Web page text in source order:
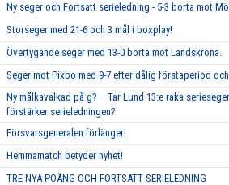
Ny seger och Fortsatt serieledning - 5-3 borta mot
Storseger med 21-6 och 3 mål i boxplay!
Övertygande seger med 13-0 borta mot Landskrona.
Seger mot Pixbo med 9-7 efter dålig förstaperiod
Ny målkavalkad på g? – Tar Lund 13:e raka
förstärker serieledningen?
Försvarsgeneralen förlänger!
Hemmamatch betyder nyhet!
TRE NYA POÄNG OCH FORTSATT SERIELEDNING